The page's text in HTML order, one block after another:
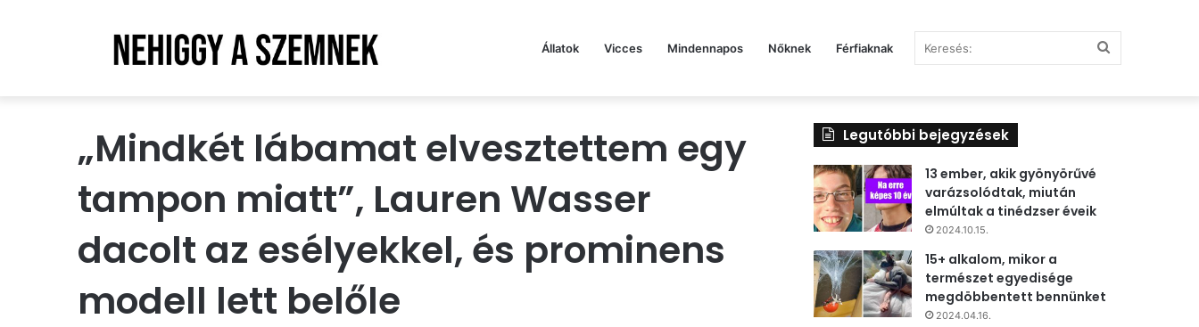
Állatok Vicces Mindennapos Nőknek Férfiaknak
„Mindkét lábamat elvesztettem egy
tampon miatt”, Lauren Wasser
dacolt az esélyekkel, és prominens
modell lett belőle
Legutóbbi bejegyzések
13 ember, akik gyönyörűvé
varázsolódtak, miután
elmúltak a tinédzser éveik
2024.10.15.
15+ alkalom, mikor a
természet egyedisége
megdöbbentett bennünket
2024.04.16.